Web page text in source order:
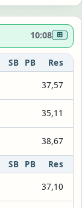
10:08 ⊞
SB PB Res
37,57
35,11
38,67
SB PB Res
37,10